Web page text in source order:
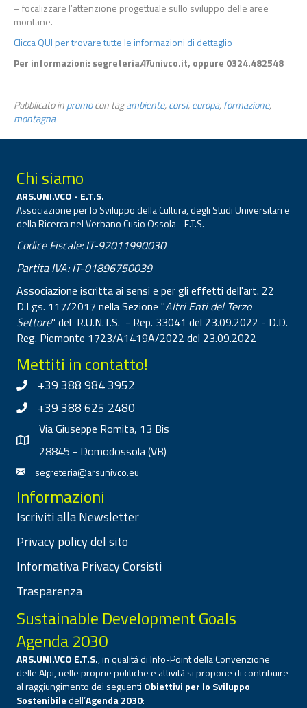
– focalizzare l’attenzione progettuale sullo sviluppo delle aree
montane.
Clicca QUI per trovare tutte le informazioni di dettaglio
Per informazioni: segreteriaATunivco.it, oppure 0324.482548
Pubblicato inpromocon tagambiente,corsi,europa,formazione,
montagna
Chi siamo
ARS.UNI.VCO - E.T.S.
Associazione per lo Sviluppo della Cultura, degli Studi Universitari e
della Ricerca nel Verbano Cusio Ossola - E.T.S.
Codice Fiscale: IT-92011990030
Partita IVA: IT-01896750039
Associazione iscritta ai sensi e per gli effetti dell'art. 22
D.Lgs. 117/2017 nella Sezione "Altri Enti del Terzo
Settore" del R.U.N.T.S. - Rep. 33041 del 23.09.2022 - D.D.
Reg. Piemonte 1723/A1419A/2022 del 23.09.2022
Mettiti in contatto!
+39 388 984 3952
+39 388 625 2480
Via Giuseppe Romita, 13 Bis
28845 - Domodossola (VB)
segreteria@arsunivco.eu
Informazioni
Iscriviti alla Newsletter
Privacy policy del sito
Informativa Privacy Corsisti
Trasparenza
Sustainable Development Goals
Agenda 2030
ARS.UNI.VCO E.T.S., in qualità di Info-Point della Convenzione
delle Alpi, nelle proprie politiche e attività si propone di contribuire
al raggiungimento dei seguenti Obiettivi per lo Sviluppo
Sostenibiledell’Agenda 2030: